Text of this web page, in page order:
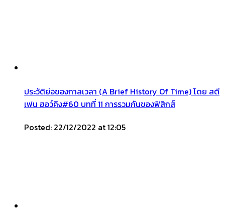
ประวัติย่อของกาลเวลา (A Brief History Of Time) โดย สตี
เฟน ฮอว์คิง#60 บทที่ 11 การรวมกันของฟิสิกส์
Posted: 22/12/2022 at 12:05